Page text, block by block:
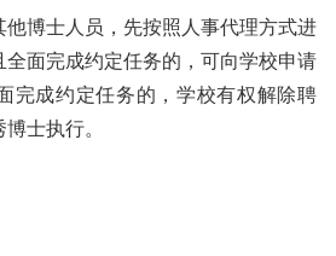
他博士人员，先按照人事代理方式进
面完成约定任务的，可向学校申请
完成约定任务的，学校有权解除聘
士执行。